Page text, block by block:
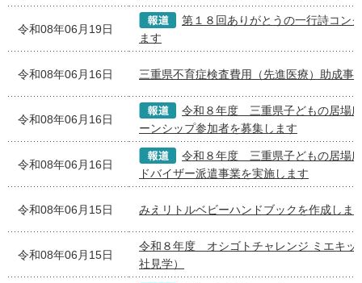
令和08年06月19日
第１８回ありがとうの一行詩コン
ます
令和08年06月16日 三重県不育症検査費用（先進医療）助成事
令和08年06月16日
令和８年度 三重県子どもの居場
ーンシップ参加者を募集します
令和08年06月16日
令和８年度 三重県子どもの居場
ドバイザー派遣事業を実施します
令和08年06月15日 みえリトルベビーハンドブックを作成しま
令和08年06月15日
令和８年度 オシゴトチャレンジ ミエキッ
社見学）